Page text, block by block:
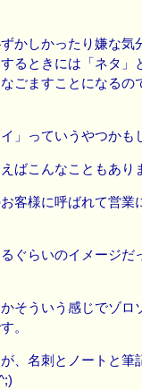
かしかったり嫌な気
るときには「ネタ」
ごますことになるの
」っていうやつかも
ばこんなこともあり
客様に呼ばれて営業
ぐらいのイメージだ
そういう感じでゾロ
。
、名刺とノートと筆